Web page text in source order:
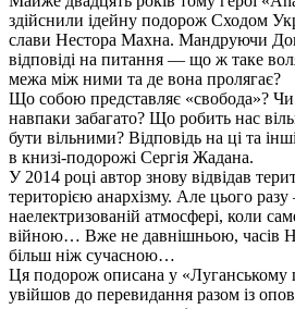
здійснили ідейну подорож Сходом
слави Нестора Махна. Мандруючи
відповіді на питання — що ж таке
межа між ними та де вона пролягає?
Що собою представляє «свобода»? Чи
навпаки забагато? Що робить нас
бути вільними? Відповідь на ці та
в книзі-подорожі Сергія Жадана.
У 2014 році автор знову відвідав
територією анархізму. Але цього
наелектризованій атмосфері, коли
війною… Вже не давнішньою, часів
більш ніж сучасною…
Ця подорож описана у
увійшов до перевидання разом із